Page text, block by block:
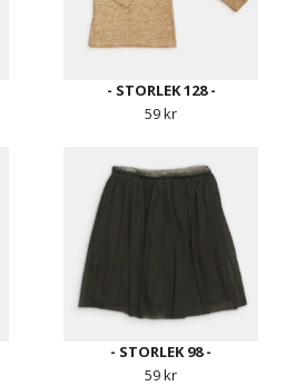
- STORLEK 128 -
59 kr
- STORLEK 98 -
59 kr